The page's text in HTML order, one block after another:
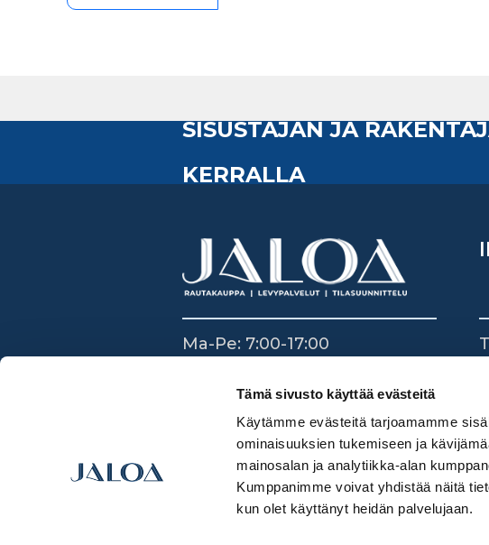
Tämä sivusto käyttää evästeitä
Käytämme evästeitä tarjoamamme
ominaisuuksien tukemiseen ja
mainosalan ja analytiikka-alan
Kumppanimme voivat yhdistää näitä
kun olet käyttänyt heidän palvelujaan.
SISUSTAJAN JA
KERRALLA
Ma-Pe: 7:00-17:00
Su: Suljettu